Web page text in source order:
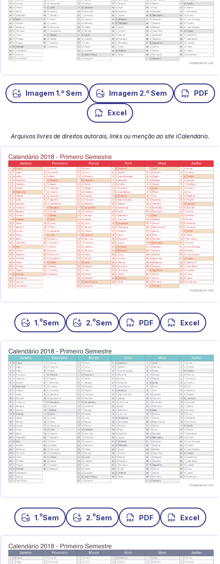
Imagem 1.o Sem Imagem 2.o Sem PDF
Excel
Arquivos livres de direitos autorais, links ou menção ao site iCalendario.
1.oSem 2.oSem PDF Excel
1.oSem 2.oSem PDF Excel